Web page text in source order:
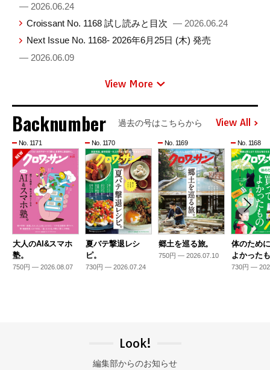
— 2026.06.24
Croissant No. 1168 試し読みと目次 — 2026.06.24
Next Issue No. 1168- 2026年6月25日 (木) 発売
— 2026.06.09
View More
Backnumber 過去の号はこちらから View All
No. 1171
大人のAI&スマホ
塾。
750円 — 2026.08.07
No. 1170
夏バテ撃退レシ
ピ。
730円 — 2026.07.24
No. 1169
郷土を巡る旅。
750円 — 2026.07.10
No. 1168
体のため
よかった
730円 —
Look!
編集部からのお知らせ